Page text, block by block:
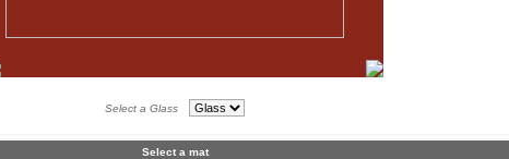
Select a Glass
Select a mat